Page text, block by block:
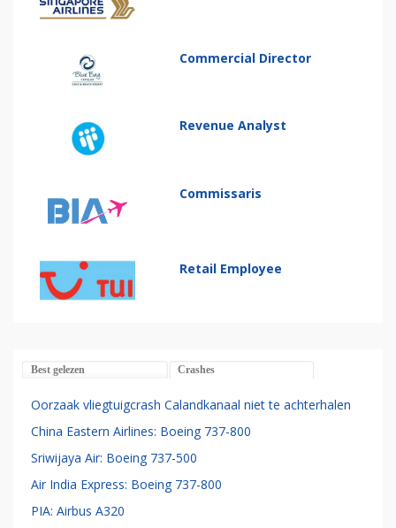
Commercial Director
Revenue Analyst
Commissaris
Retail Employee
Best gelezen Crashes
Oorzaak vliegtuigcrash Calandkanaal niet te achterhalen
China Eastern Airlines: Boeing 737-800
Sriwijaya Air: Boeing 737-500
Air India Express: Boeing 737-800
PIA: Airbus A320